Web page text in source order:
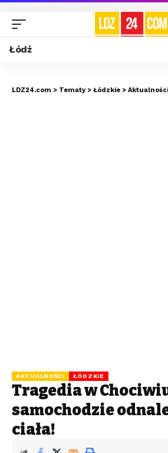
Łódź
LDZ24.com > Tematy > Łódzkie > Aktualności
AKTUALNOŚCI ŁÓDZKIE
Tragedia w
samochodzie
ciała!